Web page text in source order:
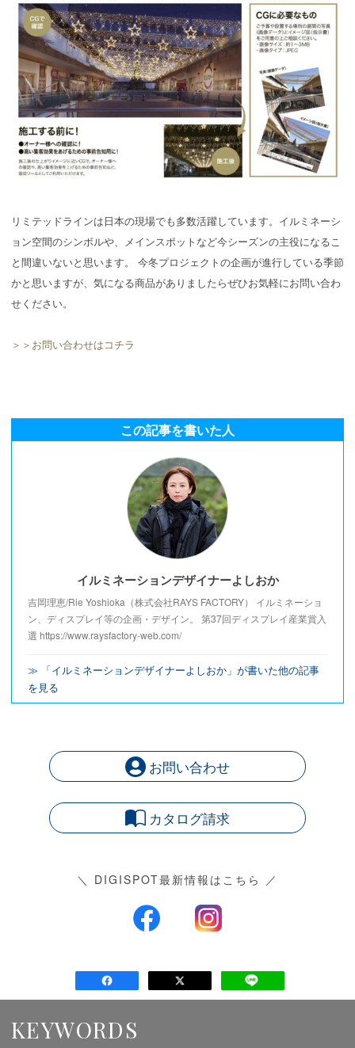
リミテッドラインは日本の現場でも多数活躍しています。イルミネーシ
ョン空間のシンボルや、メインスポットなど今シーズンの主役になるこ
と間違いないと思います。 今冬プロジェクトの企画が進行している季節
かと思いますが、気になる商品がありましたらぜひお気軽にお問い合わ
せください。
＞＞お問い合わせはコチラ
この記事を書いた人
イルミネーションデザイナーよしおか
吉岡理恵/Rie Yoshioka（株式会社RAYS FACTORY） イルミネーショ
ン、ディスプレイ等の企画・デザイン。 第37回ディスプレイ産業賞入
選 https://www.raysfactory-web.com/
≫ 「イルミネーションデザイナーよしおか」が書いた他の記事
を見る
お問い合わせ
カタログ請求
＼ DIGISPOT最新情報はこちら ／
KEYWORDS